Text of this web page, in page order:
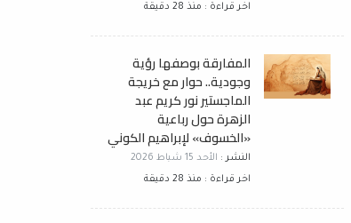
اخر قراءة : منذ 28 دقيقة
المفارقة بوصفها رؤية
وجودية.. حوار مع خريجة
الماجستير نور كريم عبد
الزهرة حول رباعية
«الخسوف» لإبراهيم الكوني
النشر : الأحد 15 شباط 2026
اخر قراءة : منذ 28 دقيقة